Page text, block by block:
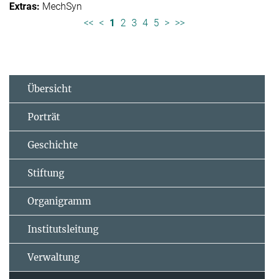
MechSyn
<< < 1 2 3 4 5 > >>
Übersicht
Porträt
Geschichte
Stiftung
Organigramm
Institutsleitung
Verwaltung